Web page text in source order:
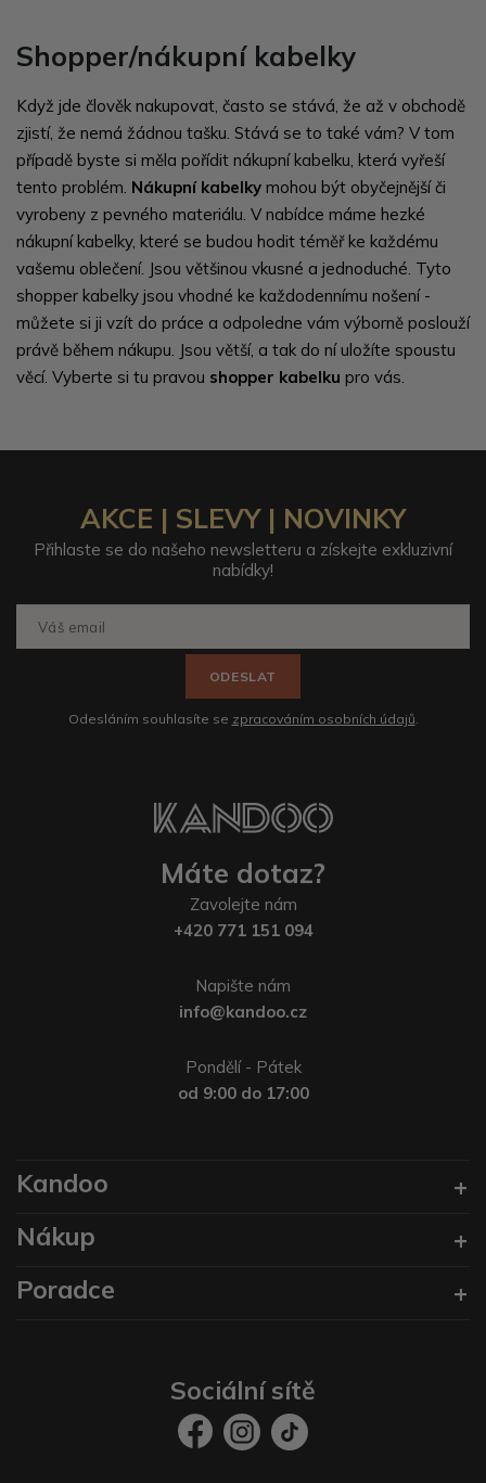
Shopper/nákupní kabelky
Když jde člověk nakupovat, často se stává, že až v obchodě
zjistí, že nemá žádnou tašku. Stává se to také vám? V tom
případě byste si měla pořídit nákupní kabelku, která vyřeší
tento problém. Nákupní kabelky mohou být obyčejnější či
vyrobeny z pevného materiálu. V nabídce máme hezké
nákupní kabelky, které se budou hodit téměř ke každému
vašemu oblečení. Jsou většinou vkusné a jednoduché. Tyto
shopper kabelky jsou vhodné ke každodennímu nošení -
můžete si ji vzít do práce a odpoledne vám výborně poslouží
právě během nákupu. Jsou větší, a tak do ní uložíte spoustu
věcí. Vyberte si tu pravou shopper kabelku pro vás.
AKCE | SLEVY | NOVINKY
Přihlaste se do našeho newsletteru a získejte exkluzivní
nabídky!
ODESLAT
Odesláním souhlasíte se zpracováním osobních údajů.
Máte dotaz?
Zavolejte nám
+420 771 151 094
Napište nám
info@kandoo.cz
Pondělí - Pátek
od 9:00 do 17:00
Kandoo
Nákup
Poradce
Sociální sítě